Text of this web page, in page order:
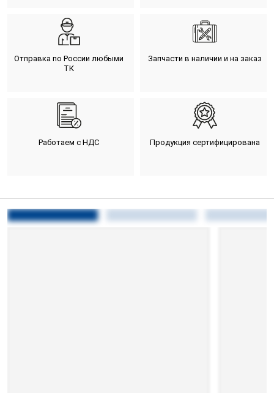
Отправка по России любыми
ТК
Запчасти в наличии и на заказ
Работаем с НДС Продукция сертифицирована